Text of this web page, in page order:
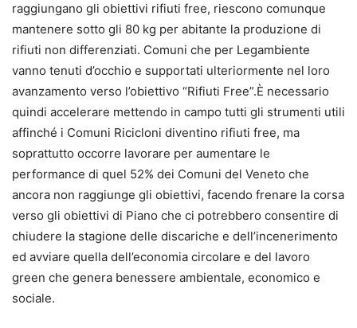
raggiungano gli obiettivi rifiuti free, riescono comunque
mantenere sotto gli 80 kg per abitante la produzione di
rifiuti non differenziati. Comuni che per Legambiente
vanno tenuti d’occhio e supportati ulteriormente nel loro
avanzamento verso l’obiettivo “Rifiuti Free”.È necessario
quindi accelerare mettendo in campo tutti gli strumenti utili
affinché i Comuni Ricicloni diventino rifiuti free, ma
soprattutto occorre lavorare per aumentare le
performance di quel 52% dei Comuni del Veneto che
ancora non raggiunge gli obiettivi, facendo frenare la corsa
verso gli obiettivi di Piano che ci potrebbero consentire di
chiudere la stagione delle discariche e dell’incenerimento
ed avviare quella dell’economia circolare e del lavoro
green che genera benessere ambientale, economico e
sociale.